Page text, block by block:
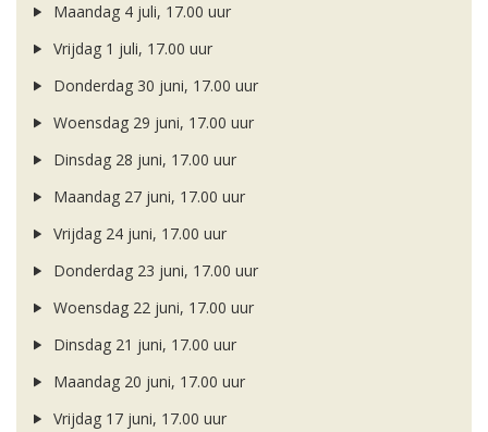
Maandag 4 juli, 17.00 uur
Vrijdag 1 juli, 17.00 uur
Donderdag 30 juni, 17.00 uur
Woensdag 29 juni, 17.00 uur
Dinsdag 28 juni, 17.00 uur
Maandag 27 juni, 17.00 uur
Vrijdag 24 juni, 17.00 uur
Donderdag 23 juni, 17.00 uur
Woensdag 22 juni, 17.00 uur
Dinsdag 21 juni, 17.00 uur
Maandag 20 juni, 17.00 uur
Vrijdag 17 juni, 17.00 uur